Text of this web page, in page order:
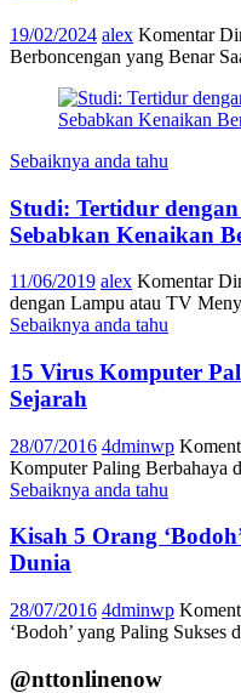
19/02/2024 alex Komentar
Berboncengan yang Benar
Sebaiknya anda tahu
Studi: Tertidur
Sebabkan Kenaikan
11/06/2019 alex Komentar
dengan Lampu atau TV
Sebaiknya anda tahu
15 Virus Komputer
Sejarah
28/07/2016 4dminwp
Komputer Paling Berbahaya
Sebaiknya anda tahu
Kisah 5 Orang
Dunia
28/07/2016 4dminwp
‘Bodoh’ yang Paling Sukses
@nttonlinenow